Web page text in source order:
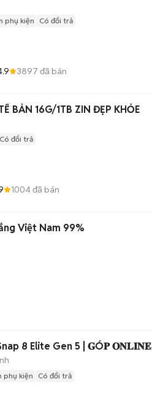
phụ kiện Có đổi trả
3897 đã bán
BẢN 16G/1TB ZIN ĐẸP KHỎE
Có đổi trả
1004đã bán
Việt Nam 99%
8 Elite Gen 5 | 𝐆Ó𝐏 𝐎𝐍𝐋𝐈𝐍𝐄
phụ kiện Có đổi trả